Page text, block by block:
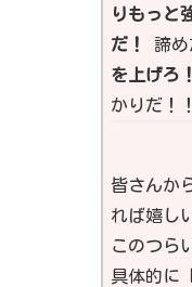
りもっと
だ！
諦め
を上げろ！
かりだ！
皆さんか
れば嬉し
このつら
具体的に